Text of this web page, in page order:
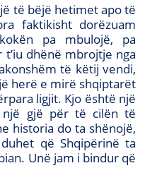
të bëjë hetimet apo të
faktikisht dorëzuam
pa mbulojë, pa
dhënë mbrojtje nga
të këtij vendi,
herë e mirë shqiptarët
ligjit. Kjo është një
një gjë për të cilën të
historia do ta shënojë,
që Shqipërinë ta
Unë jam i bindur që